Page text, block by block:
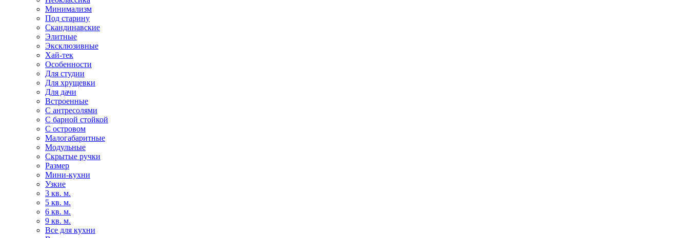
Минимализм
Под старину
Скандинавские
Элитные
Эксклюзивные
Хай-тек
Особенности
Для студии
Для хрущевки
Для дачи
Встроенные
С антресолями
С барной стойкой
С островом
Малогабаритные
Модульные
Скрытые ручки
Размер
Мини-кухни
Узкие
3 кв. м.
5 кв. м.
6 кв. м.
9 кв. м.
Все для кухни